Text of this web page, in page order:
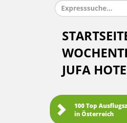
JUFA
100 Top
in Österreich